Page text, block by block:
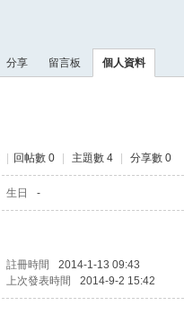
分享 留言板 個人資料
回帖數 0 主題數 4 分享數 0
生日 -
註冊時間 2014-1-13 09:43
上次發表時間 2014-9-2 15:42